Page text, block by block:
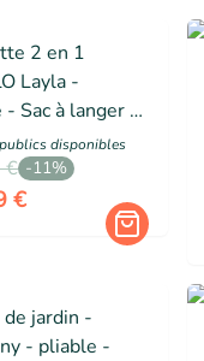
2 en 1
Layla -
- Sac à langer -
pluie -
- Jusqu'à
s disponibles
€ -11%
€
jardin -
- pliable -